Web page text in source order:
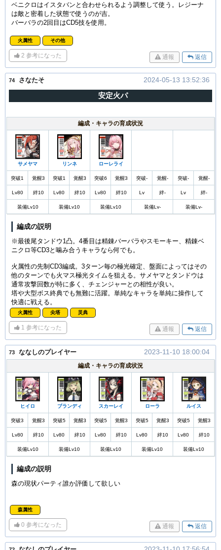
ベニクロはイスタバンと合わせられるよう調整して使う。レジーナ
は敵と密着した状態で使うのが吉。
バーバラの2回目はCD5技を使用。
火属性 その他
2 参考になった 返信
通報
74 さなたそ 2024-05-13 13:52:36
安定火パ
編成・キャラの育成状況
サメヤマ リンネ ローレライ
突破1 覚醒3 突破1 覚醒3 突破6 覚醒3 突破- 覚醒- 突破- 覚醒-
Lv80 絆10 Lv80 絆10 Lv80 絆10 Lv 絆- Lv 絆-
装備Lv10 装備Lv10 装備Lv10 装備Lv- 装備Lv-
編成の説明
※最後尾タンドウ1凸。4番目は精錬バーバラやスモーキー、精錬ベ
ニクロ等CD3と噛み合うキャラなら何でも。
火属性の先制CD3編成。3ターン毎の極光確定、盤面によってはその
他のターンでも火マス極光タイムを狙える。サメヤマとタンドウは
通常攻撃回数が特に多く、チェンジャーとの相性が良い。
塔や大型ボス終典でも無難に活躍。単純なキャラを単純に操作して
快適に戦える。
火属性 尖塔 災典
1 参考になった 返信
通報
73 ななしのプレイヤー 2023-11-10 18:00:04
編成・キャラの育成状況
ヒイロ ブランディ スカーレイ ローラ ルイス
突破3 覚醒3 突破5 覚醒3 突破5 覚醒3 突破5 覚醒3 突破5 覚醒3
Lv80 絆10 Lv80 絆10 Lv80 絆10 Lv80 絆10 Lv80 絆10
装備Lv10 装備Lv10 装備Lv10 装備Lv10 装備Lv10
編成の説明
森の現状パーティ誰か評価して欲しい
森属性
0 参考になった 返信
通報